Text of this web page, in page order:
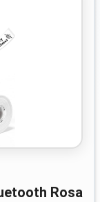
Rosa